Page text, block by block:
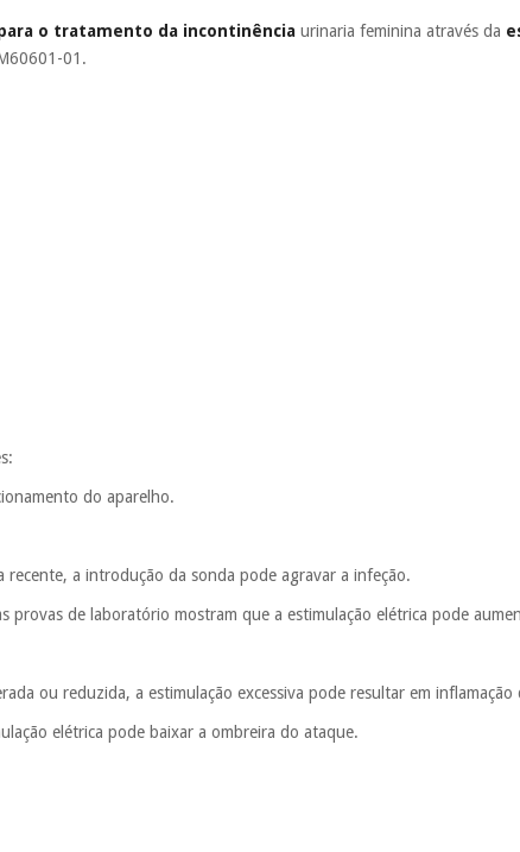
sem penalizações ou truques.
o tratamento da incontinência urinaria feminina através da
01.
do aparelho.
a introdução da sonda pode agravar a infeção.
provas de laboratório mostram que a estimulação elétrica pode
ou reduzida, a estimulação excessiva pode resultar em inflamação
elétrica pode baixar a ombreira do ataque.